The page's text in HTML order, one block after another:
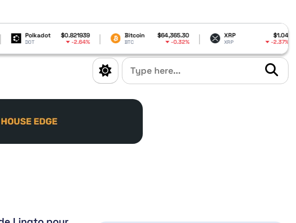
$0.821939
-2.64%
Bitcoin $64,365.30
BTC -0.32%
XRP $1.04
XRP -2.37%
Dogecoin
DOGE